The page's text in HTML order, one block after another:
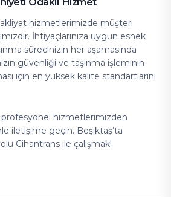
hizmetlerimizde müşteri
İhtiyaçlarınıza uygun esnek
sürecinizin her aşamasında
güvenliği ve taşınma işleminin
için en yüksek kalite standartlarını
profesyonel hizmetlerimizden
iletişime geçin. Beşiktaş’ta
Cihantrans ile çalışmak!